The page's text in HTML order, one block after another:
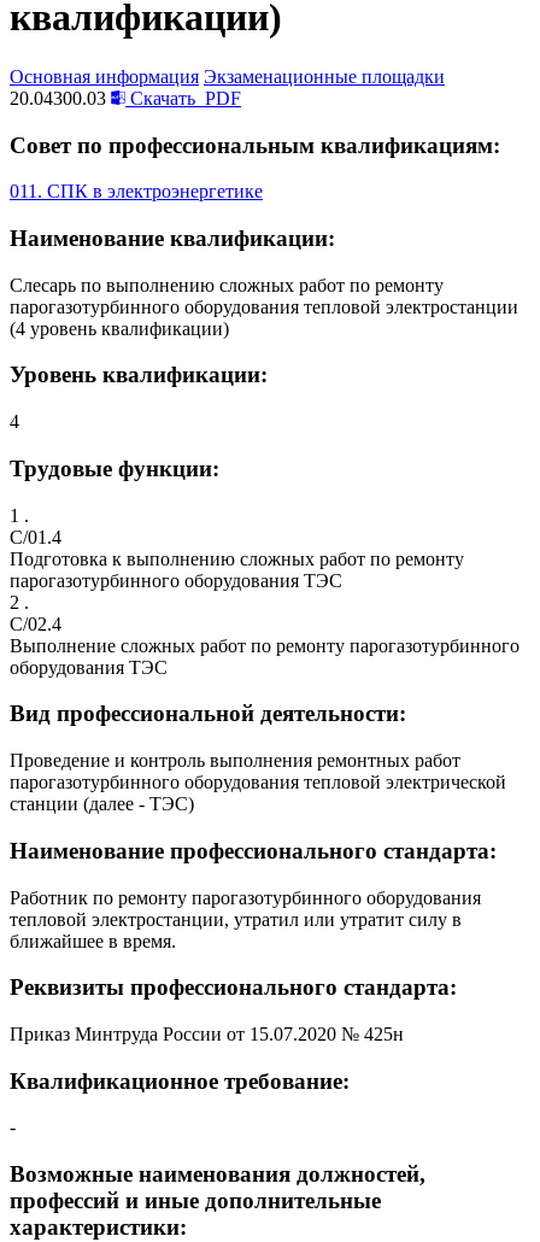
квалификации)
Основная информация Экзаменационные площадки
20.04300.03
Скачать PDF
Совет по профессиональным квалификациям:
011. СПК в электроэнергетике
Наименование квалификации:
Слесарь по выполнению сложных работ по ремонту
парогазотурбинного оборудования тепловой электростанции
(4 уровень квалификации)
Уровень квалификации:
4
Трудовые функции:
1 .
C/01.4
Подготовка к выполнению сложных работ по ремонту
парогазотурбинного оборудования ТЭС
2 .
C/02.4
Выполнение сложных работ по ремонту парогазотурбинного
оборудования ТЭС
Вид профессиональной деятельности:
Проведение и контроль выполнения ремонтных работ
парогазотурбинного оборудования тепловой электрической
станции (далее - ТЭС)
Наименование профессионального стандарта:
Работник по ремонту парогазотурбинного оборудования
тепловой электростанции, утратил или утратит силу в
ближайшее в время.
Реквизиты профессионального стандарта:
Приказ Минтруда России от 15.07.2020 № 425н
Квалификационное требование:
-
Возможные наименования должностей,
профессий и иные дополнительные
характеристики: